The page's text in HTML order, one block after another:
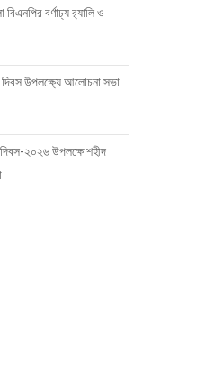
বর্ণাঢ্য র‍্যালি ও
উপলক্ষ্যে আলোচনা সভা
২০২৬ উপলক্ষে শহীদ